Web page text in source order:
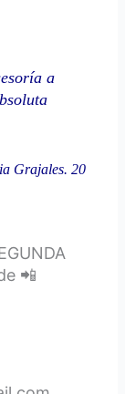
a
Grajales. 20
📲